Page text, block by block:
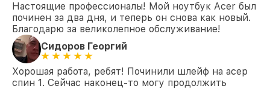
Настоящие профессионалы! Мой ноутбук Acer был
починен за два дня, и теперь он снова как новый.
Благодарю за великолепное обслуживание!
Сидоров Георгий
Хорошая работа, ребят! Починили шлейф на асер
спин 1. Сейчас наконец-то могу продолжить